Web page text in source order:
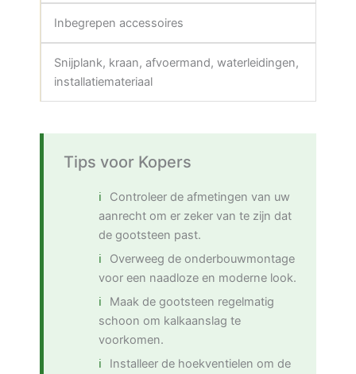
Inbegrepen accessoires
Snijplank, kraan, afvoermand, waterleidingen,
installatiemateriaal
Tips voor Kopers
Controleer de afmetingen van uw
aanrecht om er zeker van te zijn dat
de gootsteen past.
Overweeg de onderbouwmontage
voor een naadloze en moderne look.
Maak de gootsteen regelmatig
schoon om kalkaanslag te
voorkomen.
Installeer de hoekventielen om de